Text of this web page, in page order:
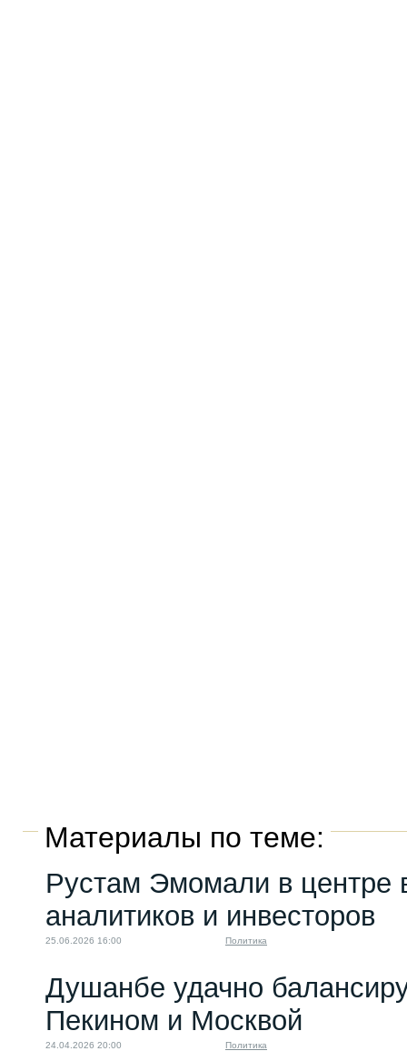
Материалы по теме:
Рустам Эмомали в центре
аналитиков и инвесторов
25.06.2026 16:00 Политика
Душанбе удачно
Пекином и Москвой
24.04.2026 20:00 Политика